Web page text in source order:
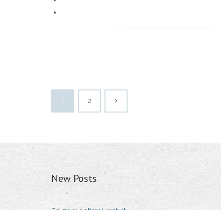
1 2
New Posts